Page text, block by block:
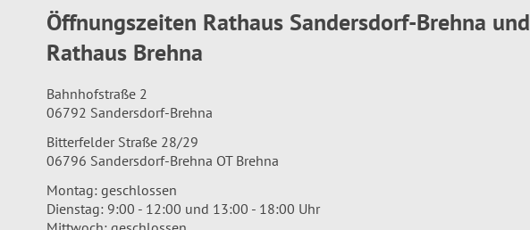
Öffnungszeiten Rathaus Sandersdorf-Brehna und
Rathaus Brehna
Bahnhofstraße 2
06792 Sandersdorf-Brehna
Bitterfelder Straße 28/29
06796 Sandersdorf-Brehna OT Brehna
Montag: geschlossen
Dienstag: 9:00 - 12:00 und 13:00 - 18:00 Uhr